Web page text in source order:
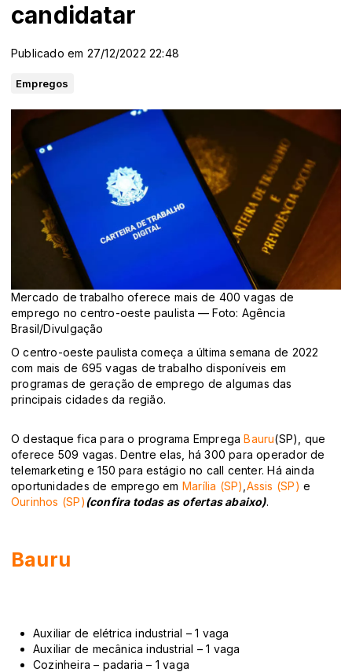
candidatar
Publicado em 27/12/2022 22:48
Empregos
Mercado de trabalho oferece mais de 400 vagas de
emprego no centro-oeste paulista — Foto: Agência
Brasil/Divulgação
O centro-oeste paulista começa a última semana de 2022
com mais de 695 vagas de trabalho disponíveis em
programas de geração de emprego de algumas das
principais cidades da região.
O destaque fica para o programa EmpregaBauru(SP), que
oferece 509 vagas. Dentre elas, há 300 para operador de
telemarketing e 150 para estágio no call center. Há ainda
oportunidades de emprego em Marília (SP) Assis (SP) e
Ourinhos (SP)(confira todas as ofertas abaixo).
Bauru
Auxiliar de elétrica industrial – 1 vaga
Auxiliar de mecânica industrial – 1 vaga
Cozinheira – padaria – 1 vaga